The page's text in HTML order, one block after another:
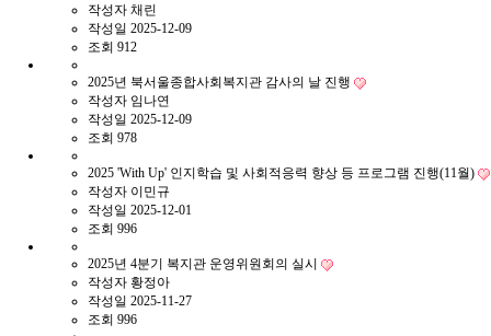
작성자 채린
작성일 2025-12-09
조회 912
2025년 북서울종합사회복지관 감사의 날 진행
작성자 임나연
작성일 2025-12-09
조회 978
2025 'With Up' 인지학습 및 사회적응력 향상 등 프로그램 진행(11월)
작성자 이민규
작성일 2025-12-01
조회 996
2025년 4분기 복지관 운영위원회의 실시
작성자 황정아
작성일 2025-11-27
조회 996